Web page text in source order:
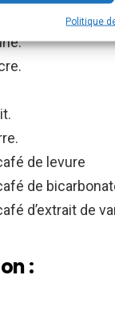
Politique
de levure
de
d’extrait de
: